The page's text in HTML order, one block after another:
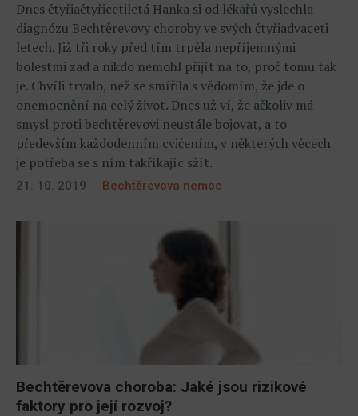
Dnes čtyřiačtyřicetiletá Hanka si od lékařů vyslechla
diagnózu Bechtěrevovy choroby ve svých čtyřiadvaceti
letech. Již tři roky před tím trpěla nepříjemnými
bolestmi zad a nikdo nemohl přijít na to, proč tomu tak
je. Chvíli trvalo, než se smířila s vědomím, že jde o
onemocnění na celý život. Dnes už ví, že ačkoliv má
smysl proti bechtěrevovi neustále bojovat, a to
především každodenním cvičením, v některých věcech
je potřeba se s ním takříkajíc sžít.
21. 10. 2019 Bechtěrevova nemoc
Bechtěrevova choroba: Jaké jsou rizikové
faktory pro její rozvoj?